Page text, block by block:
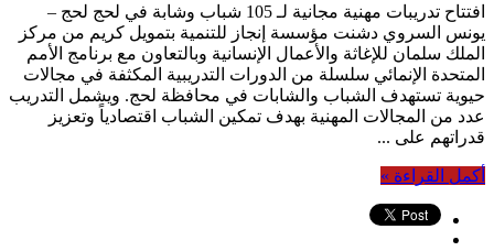
افتتاح تدريبات مهنية مجانية لـ 105 شباب وشابة في لحج لحج –
يونس السروي دشنت مؤسسة إنجاز للتنمية بتمويل كريم من مركز
الملك سلمان للإغاثة والأعمال الإنسانية وبالتعاون مع برنامج الأمم
المتحدة الإنمائي سلسلة من الدورات التدريبية المكثفة في مجالات
حيوية تستهدف الشباب والشابات في محافظة لحج. ويشمل التدريب
عدد من المجالات المهنية بهدف تمكين الشباب اقتصادياً وتعزيز
قدراتهم على ...
أكمل القراءة »